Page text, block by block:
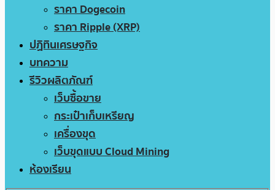
ราคา Dogecoin
ราคา Ripple (XRP)
ปฏิทินเศรษฐกิจ
บทความ
รีวิวผลิตภัณฑ์
เว็บซื้อขาย
กระเป๋าเก็บเหรียญ
เครื่องขุด
เว็บขุดแบบ Cloud Mining
ห้องเรียน